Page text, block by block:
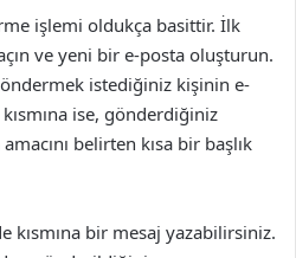
işlemi oldukça basittir. İlk
ve yeni bir e-posta oluşturun.
istediğiniz kişinin e-
ise, gönderdiğiniz
belirten kısa bir başlık
kısmına bir mesaj yazabilirsiniz.